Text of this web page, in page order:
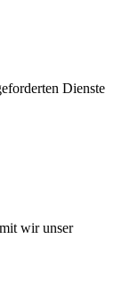
Dienste
wir unser